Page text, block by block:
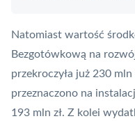
Natomiast wartość
Bezgotówkową na
przekroczyła już 230
przeznaczono na
193 mln zł. Z kolei